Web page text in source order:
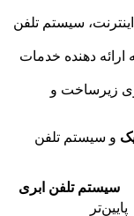
سیستم تلفن
ارائه دهنده خدمات
زیرساخت و
و سیستم تلفن
سیستم تلفن ابری
پایین‌تر